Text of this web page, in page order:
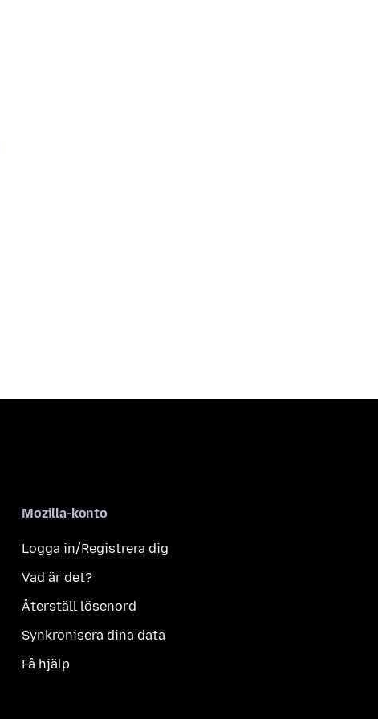
Mozilla-konto
Logga in/Registrera dig
Vad är det?
Återställ lösenord
Synkronisera dina data
Få hjälp